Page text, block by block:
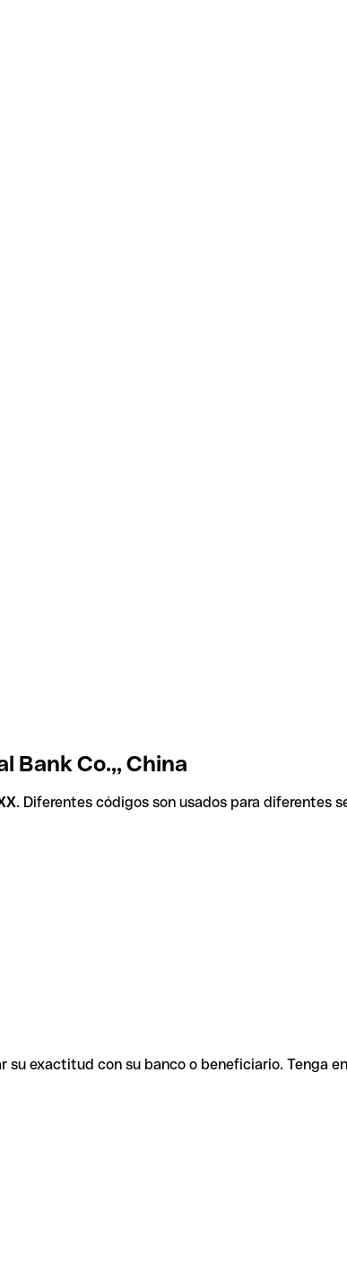
Bank Co.,, China
. Diferentes códigos son usados para diferentes
exactitud con su banco o beneficiario. Tenga